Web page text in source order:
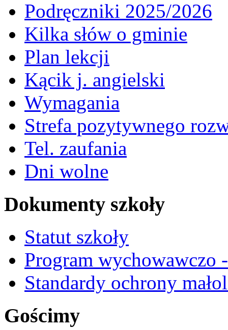
Podręczniki 2025/2026
Kilka słów o gminie
Plan lekcji
Kącik j. angielski
Wymagania
Strefa pozytywnego
Tel. zaufania
Dni wolne
Dokumenty szkoły
Statut szkoły
Program wychowawczo
Standardy ochrony
Gościmy